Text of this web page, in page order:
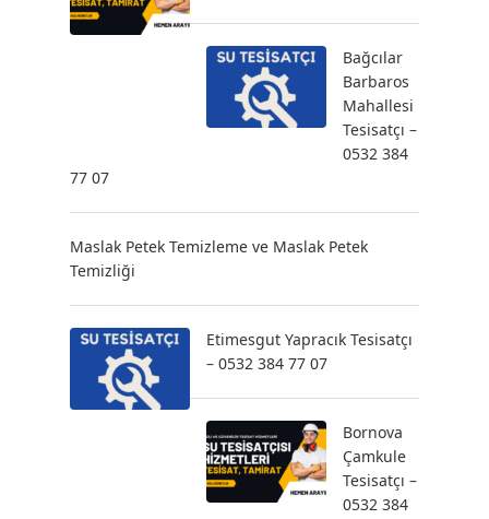
Bağcılar
Barbaros
Mahallesi
Tesisatçı –
0532 384
77 07
Maslak Petek Temizleme ve Maslak Petek
Temizliği
Etimesgut Yapracık Tesisatçı
– 0532 384 77 07
Bornova
Çamkule
Tesisatçı –
0532 384